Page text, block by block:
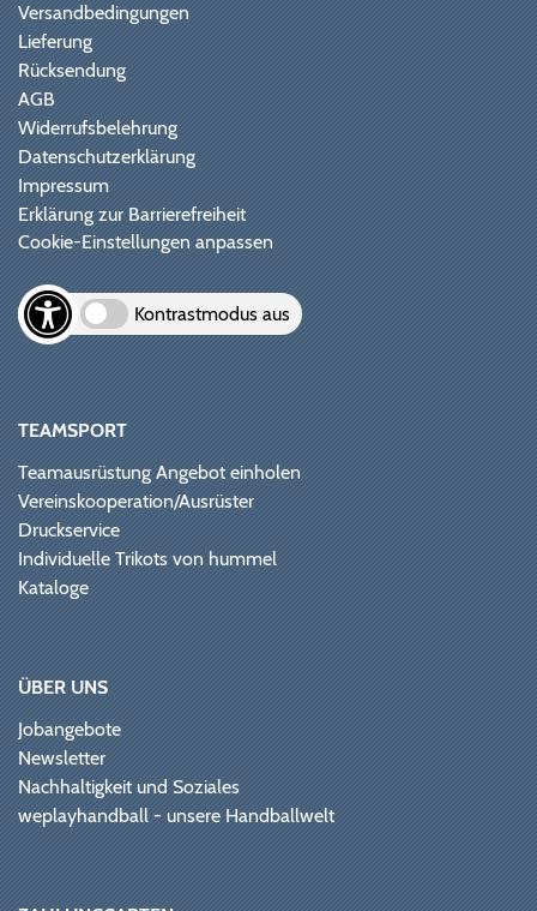
Versandbedingungen
Lieferung
Rücksendung
AGB
Widerrufsbelehrung
Datenschutzerklärung
Impressum
Erklärung zur Barrierefreiheit
Cookie-Einstellungen anpassen
Kontrastmodus aus
TEAMSPORT
Teamausrüstung Angebot einholen
Vereinskooperation/Ausrüster
Druckservice
Individuelle Trikots von hummel
Kataloge
ÜBER UNS
Jobangebote
Newsletter
Nachhaltigkeit und Soziales
weplayhandball - unsere Handballwelt